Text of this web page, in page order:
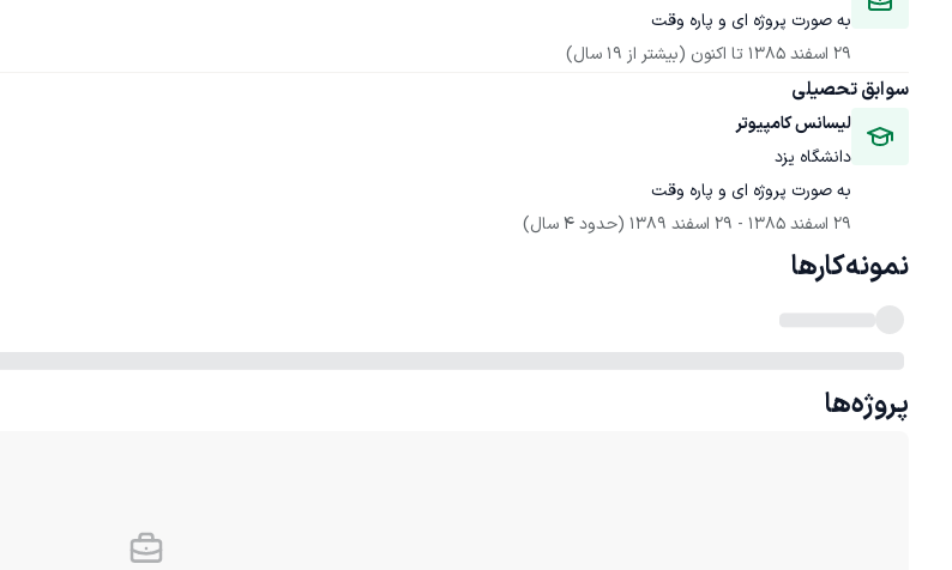
به صورت پروژه ای و پاره وقت
29 اسفند 1385
تا اکنون (بیشتر از 19 سال)
سوابق تحصیلی
لیسانس کامپیوتر
دانشگاه یزد
به صورت پروژه ای و پاره وقت
29 اسفند 1385
- 29 اسفند 1389 (حدود 4 سال)
نمونه‌کارها
پروژه‌ها